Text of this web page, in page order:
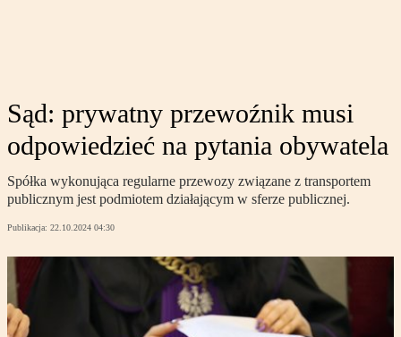
Sąd: prywatny przewoźnik musi
odpowiedzieć na pytania obywatela
Spółka wykonująca regularne przewozy związane z transportem
publicznym jest podmiotem działającym w sferze publicznej.
Publikacja: 22.10.2024 04:30